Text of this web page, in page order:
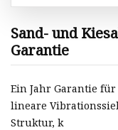
Sand- und
Garantie
Ein Jahr Garantie für
lineare
Struktur, k